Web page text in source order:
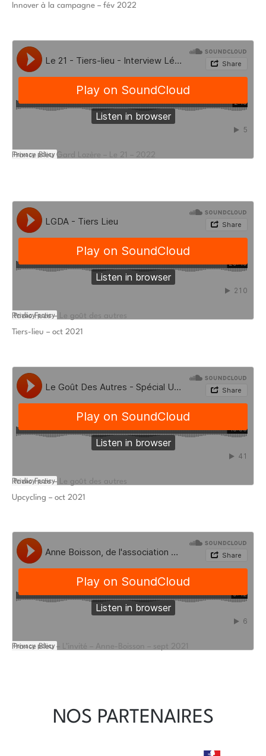
Innover à la campagne – fév 2022
France Bleu Gard Lozère – Le 21 – 2022
Radio Fuze – Le goût des autres
Tiers-lieu – oct 2021
Radio Fuze – Le goût des autres
Upcycling – oct 2021
France Bleu – L’invité – Anne-Boisson – sept 2021
NOS PARTENAIRES